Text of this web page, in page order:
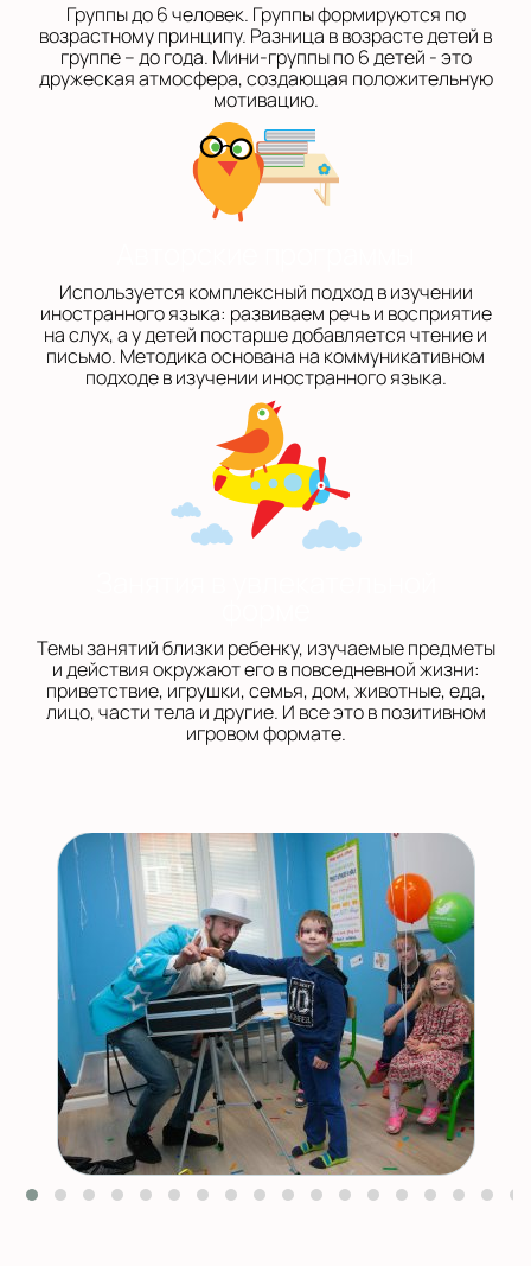
Группы до 6 человек. Группы формируются по
возрастному принципу. Разница в возрасте детей в
группе – до года. Мини-группы по 6 детей - это
дружеская атмосфера, создающая положительную
мотивацию.
Используется комплексный подход в изучении
иностранного языка: развиваем речь и восприятие
на слух, а у детей постарше добавляется чтение и
письмо. Методика основана на коммуникативном
подходе в изучении иностранного языка.
Темы занятий близки ребенку, изучаемые предметы
и действия окружают его в повседневной жизни:
приветствие, игрушки, семья, дом, животные, еда,
лицо, части тела и другие. И все это в позитивном
игровом формате.